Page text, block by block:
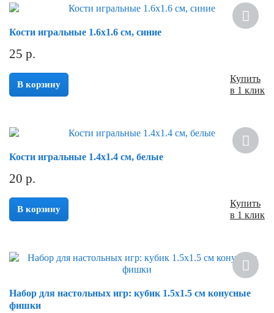
Кости игральные 1.6х1.6 см, синие
25 р.
В корзину
Купить
в 1 клик
Кости игральные 1.4х1.4 см, белые
20 р.
В корзину
Купить
в 1 клик
Набор для настольных игр: кубик 1.5х1.5 см конусные
фишки